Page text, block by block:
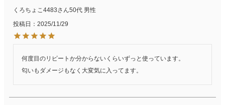
くろちょこ4483 50代 男性
投稿日
2025/11/29
何度目のリピートか分からないくらいずっと使っています。
匂いもダメージもなく大変気に入ってます。